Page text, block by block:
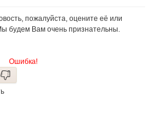
опасных
заболеваний
(18+)
пожалуйста, оцените её или
будем Вам очень признательны.
Ошибка!